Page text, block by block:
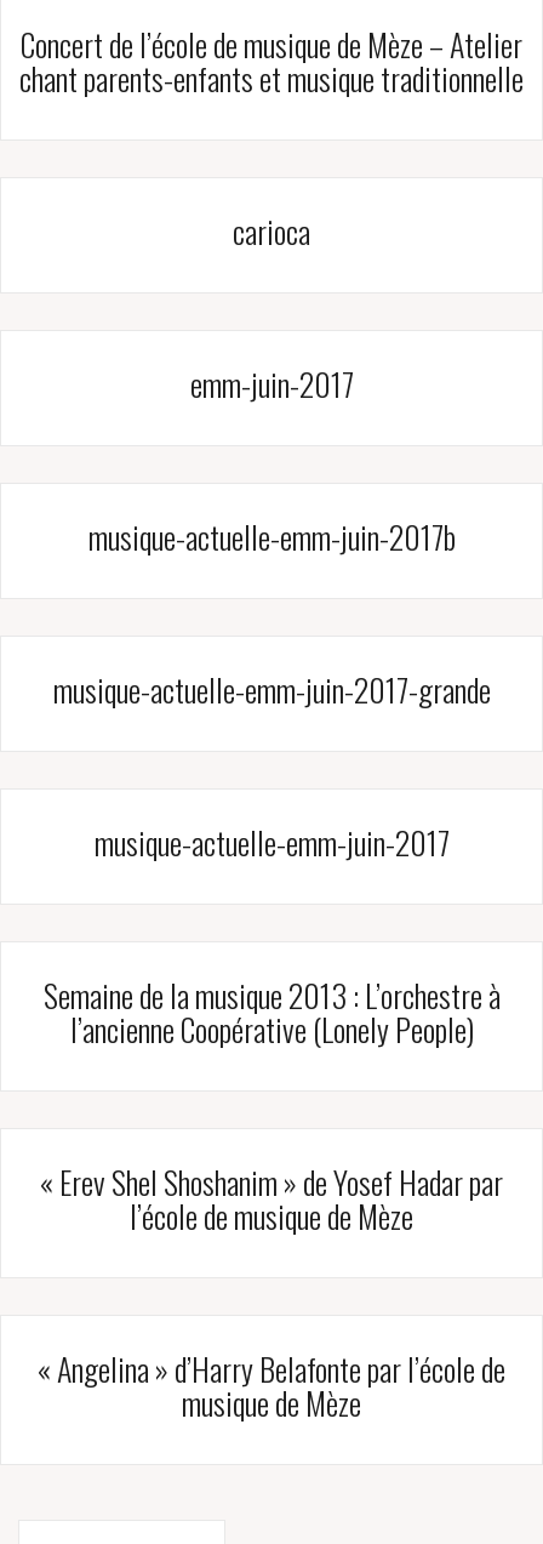
Concert de l’école de musique de Mèze – Atelier
chant parents-enfants et musique traditionnelle
carioca
emm-juin-2017
musique-actuelle-emm-juin-2017b
musique-actuelle-emm-juin-2017-grande
musique-actuelle-emm-juin-2017
Semaine de la musique 2013 : L’orchestre à
l’ancienne Coopérative (Lonely People)
« Erev Shel Shoshanim » de Yosef Hadar par
l’école de musique de Mèze
« Angelina » d’Harry Belafonte par l’école de
musique de Mèze